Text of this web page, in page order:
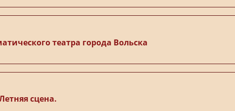
театра города Вольска
сцена.